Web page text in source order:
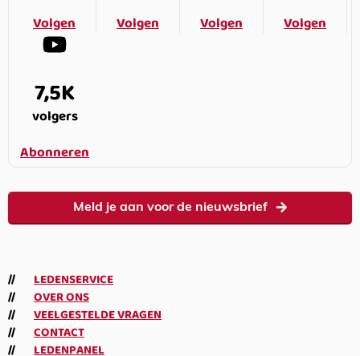
Volgen
Volgen
Volgen
Volgen
7,5K
volgers
Abonneren
Meld je aan voor de nieuwsbrief
LEDENSERVICE
OVER ONS
VEELGESTELDE VRAGEN
CONTACT
LEDENPANEL